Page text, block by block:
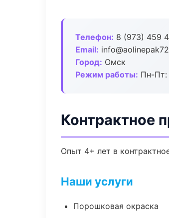
Телефон: 8 (973) 459
Email:
Город: Омск
Режим работы: Пн-Пт:
Контрактное
Опыт 4+ лет в
Наши услуги
Порошковая окраска